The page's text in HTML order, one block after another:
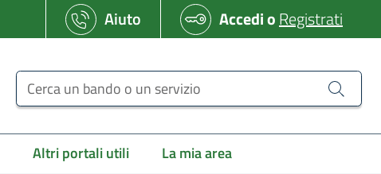
Aiuto AccedioRegistrati
Cerca un bando o un servizio
Altri portali utili La mia area